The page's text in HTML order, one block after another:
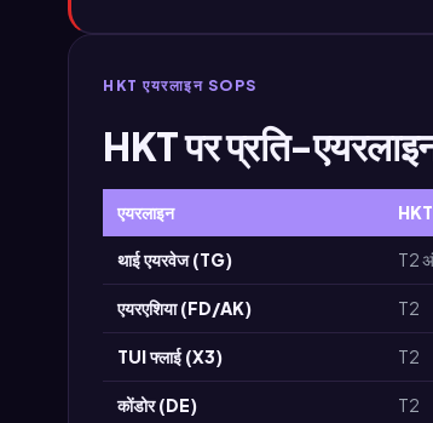
HKT एयरलाइन SOPS
HKT पर प्रति-
एयरलाइन HKT
थाई एयरवेज (TG) T2
एयरएशिया (FD/AK) T2
TUI फ्लाई (X3) T2
कोंडोर (DE) T2